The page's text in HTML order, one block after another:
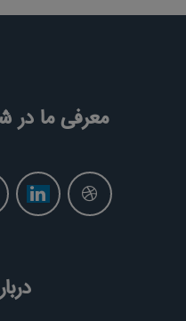
معرفی ما در